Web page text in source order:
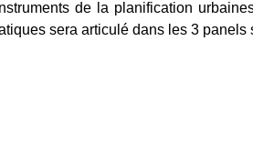
de la planification
sera articulé dans les 3 panels